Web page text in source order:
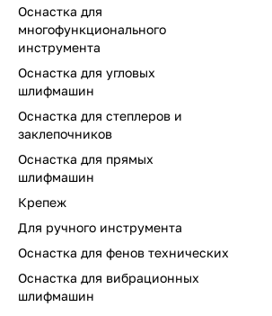
Оснастка для
многофункционального
инструмента
Оснастка для угловых
шлифмашин
Оснастка для степлеров и
заклепочников
Оснастка для прямых
шлифмашин
Крепеж
Для ручного инструмента
Оснастка для фенов технических
Оснастка для вибрационных
шлифмашин